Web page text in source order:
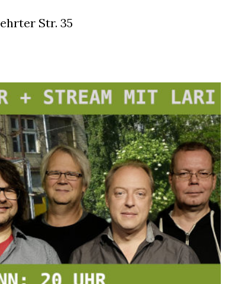
Str. 35